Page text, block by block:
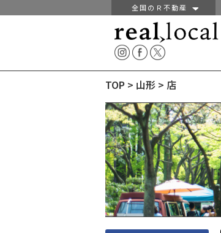
全国のＲ不動産
TOP > 山形 > 店